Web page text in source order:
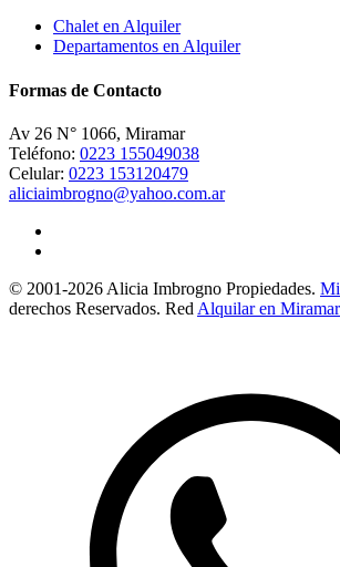
Chalet en Alquiler
Departamentos en Alquiler
Formas de Contacto
Av 26 N° 1066, Miramar
Teléfono: 0223 155049038
Celular: 0223 153120479
aliciaimbrogno@yahoo.com.ar
© 2001-2026 Alicia Imbrogno Propiedades.
derechos Reservados. Red Alquilar en Miramar